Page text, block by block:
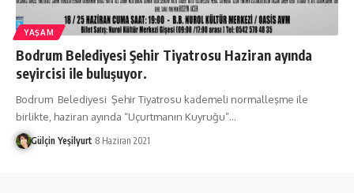
YAŞAM
Bodrum Belediyesi Şehir Tiyatrosu Haziran ayında
seyircisi ile buluşuyor.
Bodrum Belediyesi Şehir Tiyatrosu kademeli normalleşme ile
birlikte, haziran ayında “Uçurtmanın Kuyruğu”…
Gülçin Yeşilyurt 8 Haziran 2021